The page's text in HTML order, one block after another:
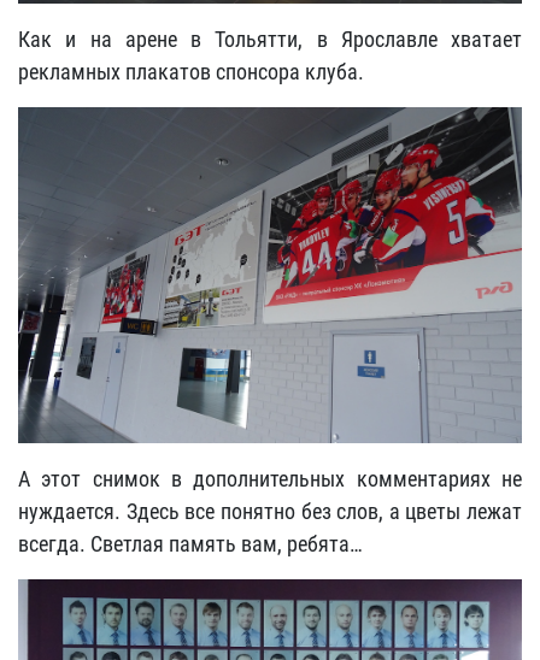
Как и на арене в Тольятти, в Ярославле хватает
рекламных плакатов спонсора клуба.
А этот снимок в дополнительных комментариях не
нуждается. Здесь все понятно без слов, а цветы лежат
всегда. Светлая память вам, ребята…